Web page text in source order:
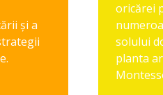
și a
oricărei
solului
planta